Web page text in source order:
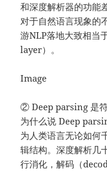
和深度解析器的功能
对于自然语言现象的
游NLP落地大致相当
layer）。
Image
② Deep parsing 是
为什么说 Deep
为人类语言无论如何
辑结构。深度解析几
行消化，解码（